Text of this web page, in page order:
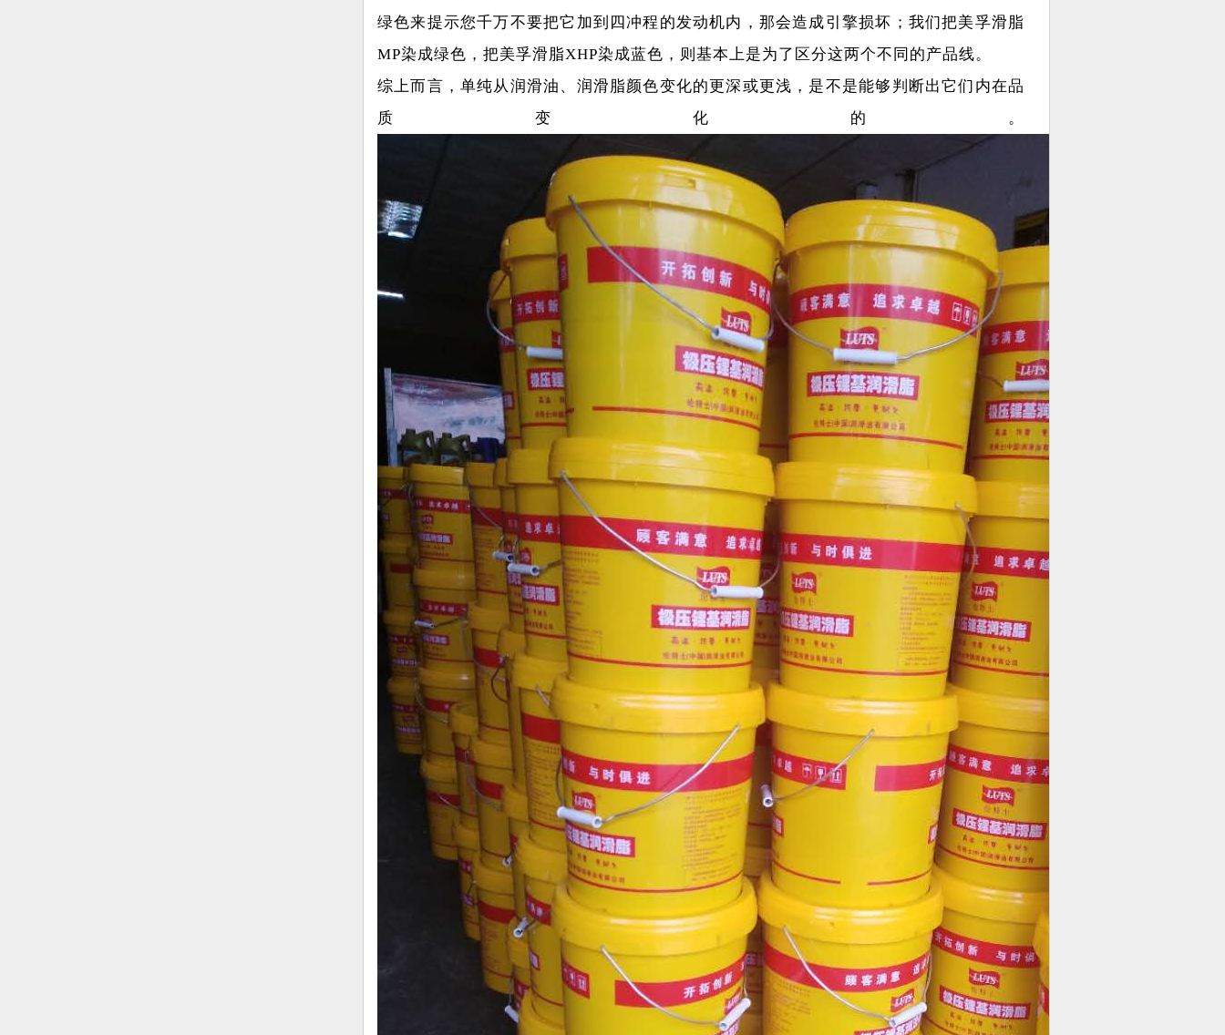
绿色来提示您千万不要把它加到四冲程的发动机内，那会造成引擎损坏；我们把美孚滑脂
MP染成绿色，把美孚滑脂XHP染成蓝色，则基本上是为了区分这两个不同的产品线。
综上而言，单纯从润滑油、润滑脂颜色变化的更深或更浅，是不是能够判断出它们内在品
质变化的。